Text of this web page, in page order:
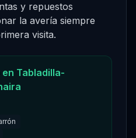
y repuestos
la avería siempre
visita.
Tabladilla-